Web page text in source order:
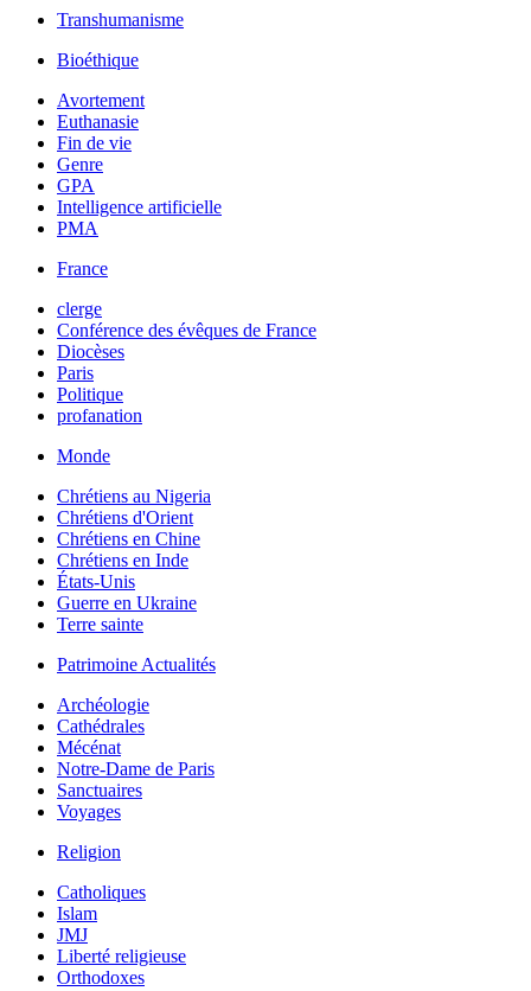
Transhumanisme
Bioéthique
Avortement
Euthanasie
Fin de vie
Genre
GPA
Intelligence artificielle
PMA
France
clerge
Conférence des évêques de France
Diocèses
Paris
Politique
profanation
Monde
Chrétiens au Nigeria
Chrétiens d'Orient
Chrétiens en Chine
Chrétiens en Inde
États-Unis
Guerre en Ukraine
Terre sainte
Patrimoine Actualités
Archéologie
Cathédrales
Mécénat
Notre-Dame de Paris
Sanctuaires
Voyages
Religion
Catholiques
Islam
JMJ
Liberté religieuse
Orthodoxes